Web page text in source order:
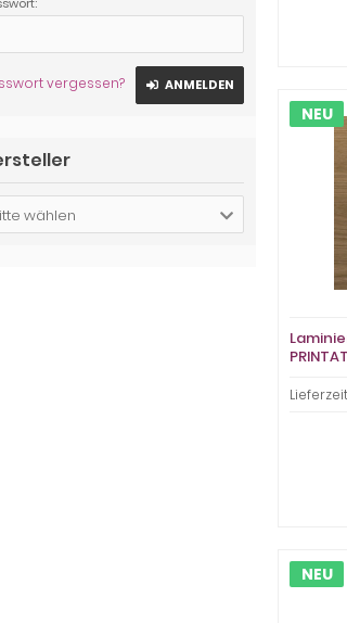
NEU
NEU
vergessen? ANMELDEN
wählen